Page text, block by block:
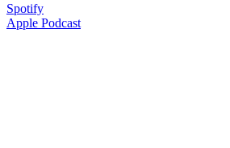
Spotify
Apple Podcast